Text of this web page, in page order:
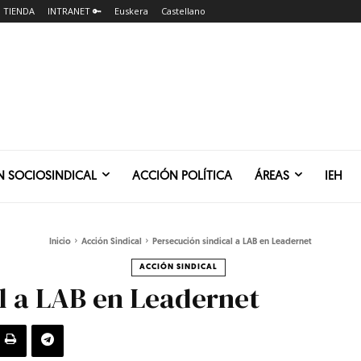
TIENDA INTRANET 🔑 Euskera Castellano
SOCIOSINDICAL ACCIÓN POLÍTICA ÁREAS IEH
Inicio Acción Sindical Persecución sindical a LAB en Leadernet
ACCIÓN SINDICAL
LAB en Leadernet